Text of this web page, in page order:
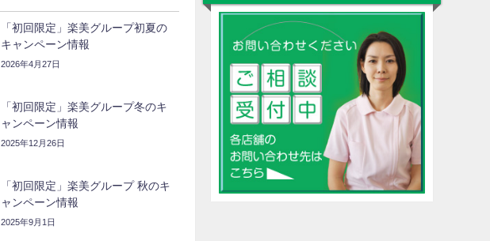
「初回限定」楽美グループ初夏の
キャンペーン情報
2026年4月27日
「初回限定」楽美グループ冬のキ
ャンペーン情報
2025年12月26日
「初回限定」楽美グループ 秋のキ
ャンペーン情報
2025年9月1日